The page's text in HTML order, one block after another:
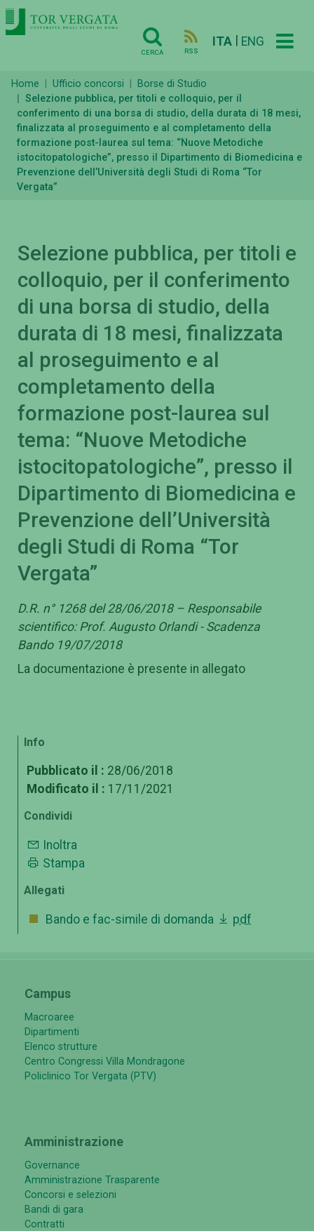
CERCA RSS
ITA ENG
Home Ufficio concorsi
Borse di Studio
Selezione pubblica, per titoli e colloquio, per il
conferimento di una borsa di studio, della durata di 18 mesi,
finalizzata al proseguimento e al completamento della
formazione post-laurea sul tema: “Nuove Metodiche
istocitopatologiche”, presso il Dipartimento di Biomedicina e
Prevenzione dell’Università degli Studi di Roma “Tor
Vergata”
Selezione pubblica, per titoli e
colloquio, per il conferimento
di una borsa di studio, della
durata di 18 mesi, finalizzata
al proseguimento e al
completamento della
formazione post-laurea sul
tema: “Nuove Metodiche
istocitopatologiche”, presso il
Dipartimento di Biomedicina e
Prevenzione dell’Università
degli Studi di Roma “Tor
Vergata”
D.R. n° 1268 del 28/06/2018 – Responsabile
scientifico: Prof. Augusto Orlandi - Scadenza
Bando 19/07/2018
La documentazione è presente in allegato
Info
Pubblicato il : 28/06/2018
Modificato il : 17/11/2021
Condividi
Inoltra
Stampa
Allegati
Bando e fac-simile di domanda pdf
Campus
Macroaree
Dipartimenti
Elenco strutture
Centro Congressi Villa Mondragone
Policlinico Tor Vergata (PTV)
Amministrazione
Governance
Amministrazione Trasparente
Concorsi e selezioni
Bandi di gara
Contratti